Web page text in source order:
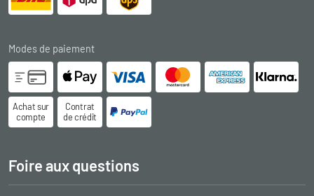
Modes de paiement
Achat sur
compte
Contrat
de crédit
Foire aux questions